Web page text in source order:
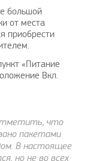
большой
от места
приобрести
«Питание
Вкл.
что
пакетами
В настоящее
но не во всех